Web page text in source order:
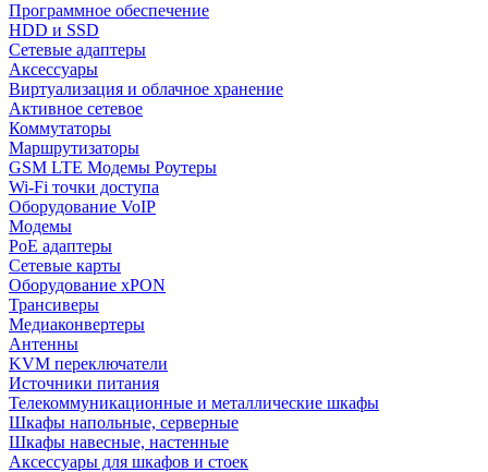
Программное обеспечение
HDD и SSD
Сетевые адаптеры
Аксессуары
Виртуализация и облачное хранение
Активное сетевое
Коммутаторы
Маршрутизаторы
GSM LTE Модемы Роутеры
Wi-Fi точки доступа
Оборудование VoIP
Модемы
PoE адаптеры
Сетевые карты
Оборудование xPON
Трансиверы
Медиаконвертеры
Антенны
KVM переключатели
Источники питания
Телекоммуникационные и металлические шкафы
Шкафы напольные, серверные
Шкафы навесные, настенные
Аксессуары для шкафов и стоек